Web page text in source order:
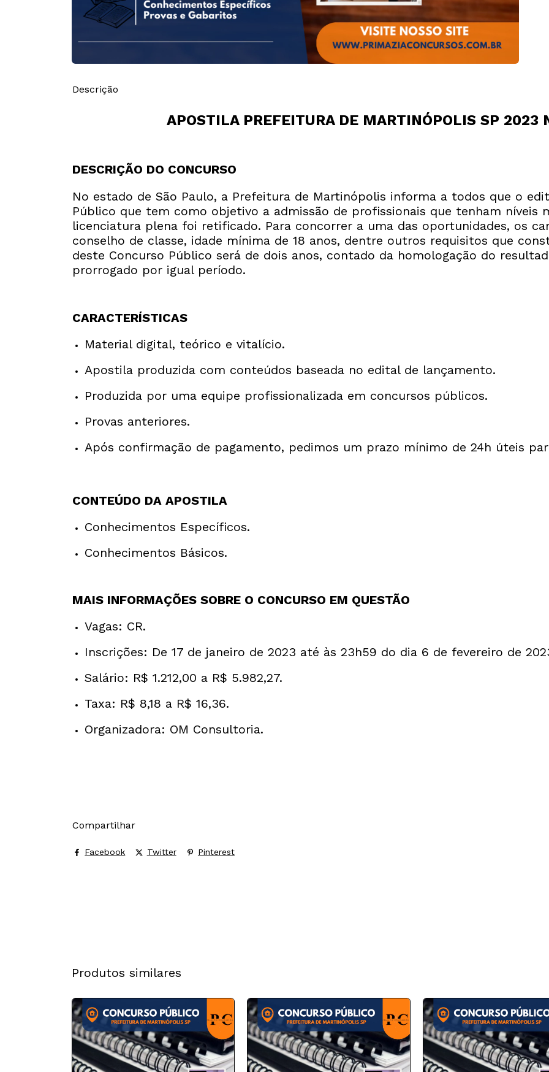
Descrição
APOSTILA PREFEITURA DE MARTINÓPOLIS SP 2023
DESCRIÇÃO DO CONCURSO
No estado de São Paulo, a Prefeitura de Martinópolis informa a todos que o
Público que tem como objetivo a admissão de profissionais que tenham níveis
licenciatura plena foi retificado. Para concorrer a uma das oportunidades, os
conselho de classe, idade mínima de 18 anos, dentre outros requisitos que
deste Concurso Público será de dois anos, contado da homologação do
prorrogado por igual período.
CARACTERÍSTICAS
Material digital, teórico e vitalício.
Apostila produzida com conteúdos baseada no edital de lançamento.
Produzida por uma equipe profissionalizada em concursos públicos.
Provas anteriores.
Após confirmação de pagamento, pedimos um prazo mínimo de 24h úteis
CONTEÚDO DA APOSTILA
Conhecimentos Específicos.
Conhecimentos Básicos.
MAIS INFORMAÇÕES SOBRE O CONCURSO EM QUESTÃO
Vagas: CR.
Inscrições: De 17 de janeiro de 2023 até às 23h59 do dia 6 de fevereiro de
Salário: R$ 1.212,00 a R$ 5.982,27.
Taxa: R$ 8,18 a R$ 16,36.
Organizadora: OM Consultoria.
Compartilhar
Facebook Twitter Pinterest
Produtos similares